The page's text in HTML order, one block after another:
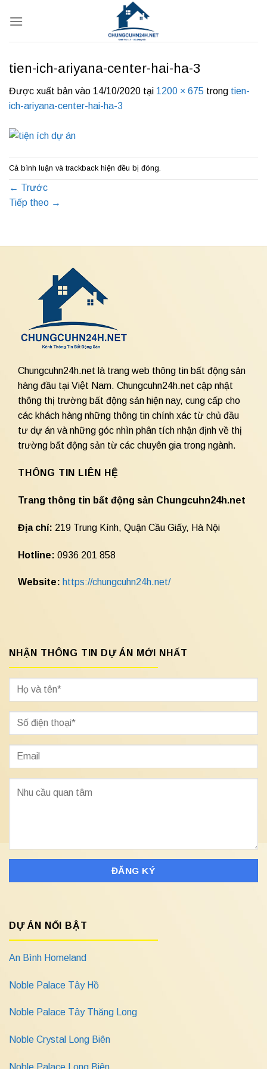
qua
tien-ich-ariyana-center-hai-ha-3
Được xuất bản vào 14/10/2020 tại 1200 × 675 trong tien-
ich-ariyana-center-hai-ha-3
Cả bình luận và trackback hiện đều bị đóng.
← Trước
Tiếp theo →
Chungcuhn24h.net là trang web thông tin bất động sản
hàng đầu tại Việt Nam. Chungcuhn24h.net cập nhật
thông thị trường bất động sản hiện nay, cung cấp cho
các khách hàng những thông tin chính xác từ chủ đầu
tư dự án và những góc nhìn phân tích nhận định về thị
trường bất động sản từ các chuyên gia trong ngành.
THÔNG TIN LIÊN HỆ
Trang thông tin bất động sản Chungcuhn24h.net
Địa chỉ: 219 Trung Kính, Quận Cầu Giấy, Hà Nội
Hotline: 0936 201 858
Website: https://chungcuhn24h.net/
NHẬN THÔNG TIN DỰ ÁN MỚI NHẤT
DỰ ÁN NỔI BẬT
An Bình Homeland
Noble Palace Tây Hồ
Noble Palace Tây Thăng Long
Noble Crystal Long Biên
Noble Palace Long Biên